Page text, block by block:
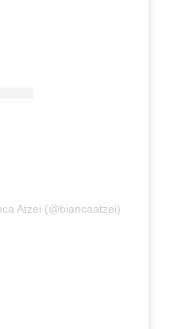
Atzei (@biancaatzei)